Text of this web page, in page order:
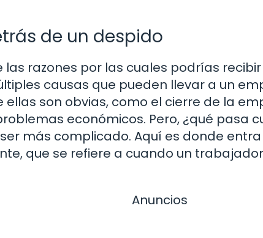
de un despido
las razones por las cuales podrías
causas que pueden llevar a un
ellas son obvias, como el cierre de la
económicos. Pero, ¿qué pasa
más complicado. Aquí es donde
que se refiere a cuando un
Anuncios